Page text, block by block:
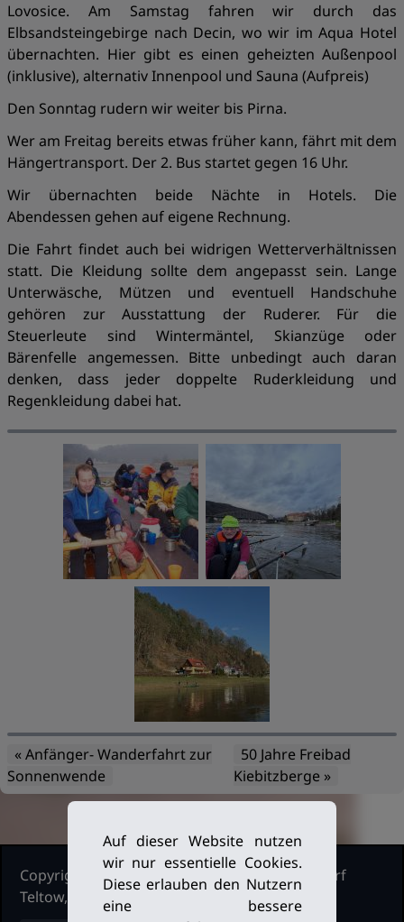
Lovosice. Am Samstag fahren wir durch das
Elbsandsteingebirge nach Decin, wo wir im Aqua Hotel
übernachten. Hier gibt es einen geheizten Außenpool
(inklusive), alternativ Innenpool und Sauna (Aufpreis)
Den Sonntag rudern wir weiter bis Pirna.
Wer am Freitag bereits etwas früher kann, fährt mit dem
Hängertransport. Der 2. Bus startet gegen 16 Uhr.
Wir übernachten beide Nächte in Hotels. Die
Abendessen gehen auf eigene Rechnung.
Die Fahrt findet auch bei widrigen Wetterverhältnissen
statt. Die Kleidung sollte dem angepasst sein. Lange
Unterwäsche, Mützen und eventuell Handschuhe
gehören zur Ausstattung der Ruderer. Für die
Steuerleute sind Wintermäntel, Skianzüge oder
Bärenfelle angemessen. Bitte unbedingt auch daran
denken, dass jeder doppelte Ruderkleidung und
Regenkleidung dabei hat.
« Anfänger- Wanderfahrt zur
Sonnenwende
50 Jahre Freibad
Kiebitzberge »
Copyright Ruderclub Kleinmachnow Stahnsdorf
Teltow, 2026. Alle Rechte vorbehalten.
Auf dieser Website nutzen
wir nur essentielle Cookies.
Diese erlauben den Nutzern
eine bessere